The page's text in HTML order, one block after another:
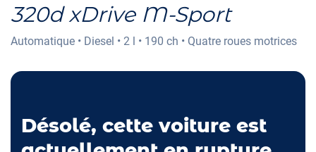
320d xDrive M-Sport
Automatique • Diesel • 2 l • 190 ch • Quatre roues motrices
Désolé, cette voiture est